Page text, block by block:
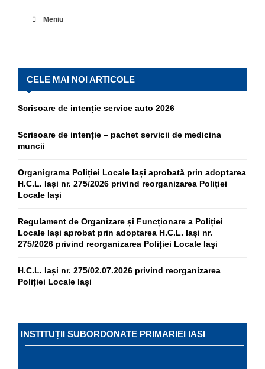
Meniu
CELE MAI NOI ARTICOLE
Scrisoare de intenție service auto 2026
Scrisoare de intenție – pachet servicii de medicina
muncii
Organigrama Poliției Locale Iași aprobată prin adoptarea
H.C.L. Iași nr. 275/2026 privind reorganizarea Poliției
Locale Iași
Regulament de Organizare și Funcționare a Poliției
Locale Iași aprobat prin adoptarea H.C.L. Iași nr.
275/2026 privind reorganizarea Poliției Locale Iași
H.C.L. Iași nr. 275/02.07.2026 privind reorganizarea
Poliției Locale Iași
INSTITUȚII SUBORDONATE PRIMARIEI IASI